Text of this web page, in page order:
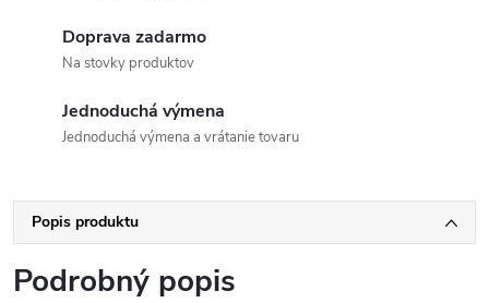
Doprava zadarmo
Na stovky produktov
Jednoduchá výmena
Jednoduchá výmena a vrátanie tovaru
Popis produktu
Podrobný popis